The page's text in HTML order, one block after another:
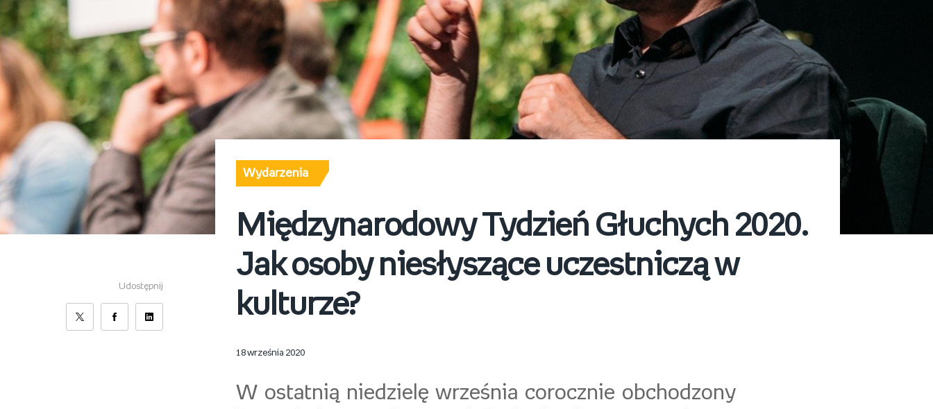
Udostępnij
Wydarzenia
Międzynarodowy Tydzień Głuchych 2020.
Jak osoby niesłyszące uczestniczą w
kulturze?
18 września 2020
W ostatnią niedzielę września corocznie obchodzony